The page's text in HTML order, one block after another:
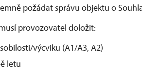
požádat správu objektu o
provozovatel doložit:
výcviku (A1/A3, A2)
letu